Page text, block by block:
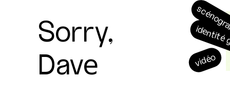
Sorry,
Dave
vidéo